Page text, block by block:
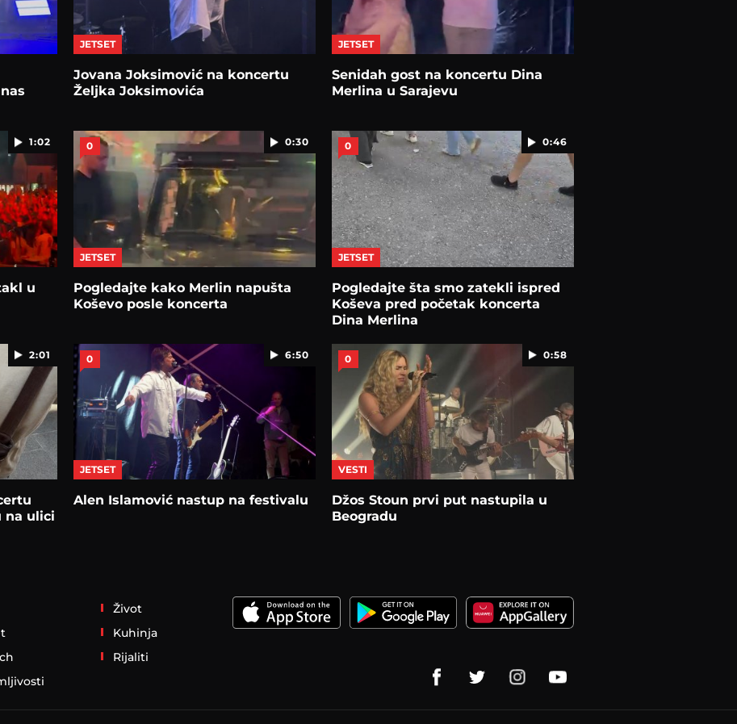
JETSET
Jovana Joksimović na koncertu
Željka Joksimovića
JETSET
Senidah gost na koncertu Dina
Merlina u Sarajevu
1:02
u
0:30
0
JETSET
Pogledajte kako Merlin napušta
Koševo posle koncerta
0:46
0
JETSET
Pogledajte šta smo zatekli ispred
Koševa pred početak koncerta
Dina Merlina
2:01
na ulici
6:50
0
JETSET
Alen Islamović nastup na festivalu
0:58
0
VESTI
Džos Stoun prvi put nastupila u
Beogradu
Život
Kuhinja
Rijaliti